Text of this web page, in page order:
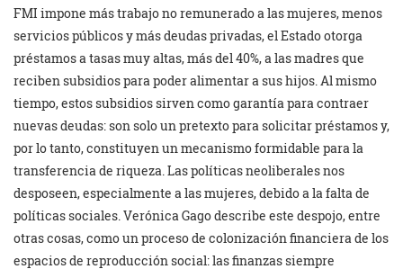
FMI impone más trabajo no remunerado a las mujeres, menos
servicios públicos y más deudas privadas, el Estado otorga
préstamos a tasas muy altas, más del 40%, a las madres que
reciben subsidios para poder alimentar a sus hijos. Al mismo
tiempo, estos subsidios sirven como garantía para contraer
nuevas deudas: son solo un pretexto para solicitar préstamos y,
por lo tanto, constituyen un mecanismo formidable para la
transferencia de riqueza. Las políticas neoliberales nos
desposeen, especialmente a las mujeres, debido a la falta de
políticas sociales. Verónica Gago describe este despojo, entre
otras cosas, como un proceso de colonización financiera de los
espacios de reproducción social: las finanzas siempre